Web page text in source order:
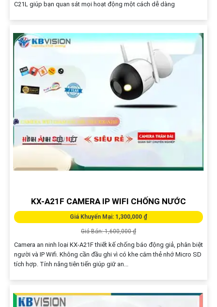
C21L giúp bạn quan sát mọi hoạt động một cách dễ dàng
KX-A21F CAMERA IP WIFI CHỐNG NƯỚC
Giá Khuyến Mại: 1,300,000 ₫
Giá Bán: 1,600,000 ₫
Camera an ninh loại KX-A21F thiết kế chống báo động giả, phân biệt
người và IP Wifi. Không cần đầu ghi vì có khe cắm thẻ nhớ Micro SD
tích hợp. Tính năng tiên tiến giúp giữ an...